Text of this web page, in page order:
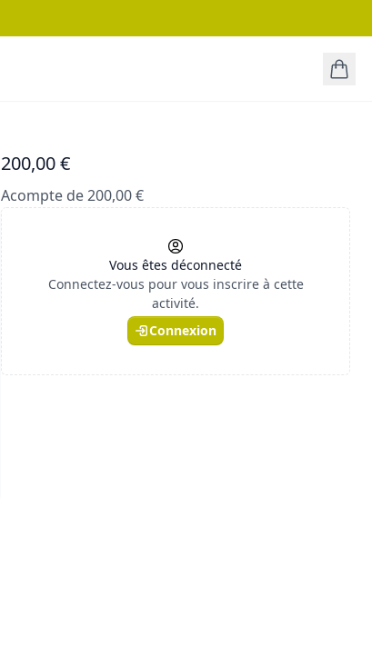
200,00 €
Acompte de 200,00 €
Vous êtes déconnecté
Connectez-vous pour vous inscrire à cette
activité.
Connexion